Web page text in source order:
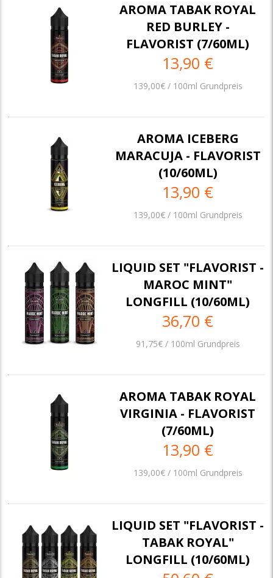
AROMA TABAK ROYAL
RED BURLEY -
FLAVORIST (7/60ML)
13,90 €
139,00€ / 100ml Grundpreis
AROMA ICEBERG
MARACUJA - FLAVORIST
(10/60ML)
13,90 €
139,00€ / 100ml Grundpreis
LIQUID SET "FLAVORIST -
MAROC MINT"
LONGFILL (10/60ML)
36,70 €
91,75€ / 100ml Grundpreis
AROMA TABAK ROYAL
VIRGINIA - FLAVORIST
(7/60ML)
13,90 €
139,00€ / 100ml Grundpreis
LIQUID SET "FLAVORIST -
TABAK ROYAL"
LONGFILL (10/60ML)